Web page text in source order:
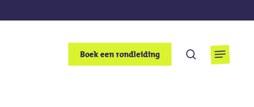
Boek een rondleiding Zoek
op
Menu